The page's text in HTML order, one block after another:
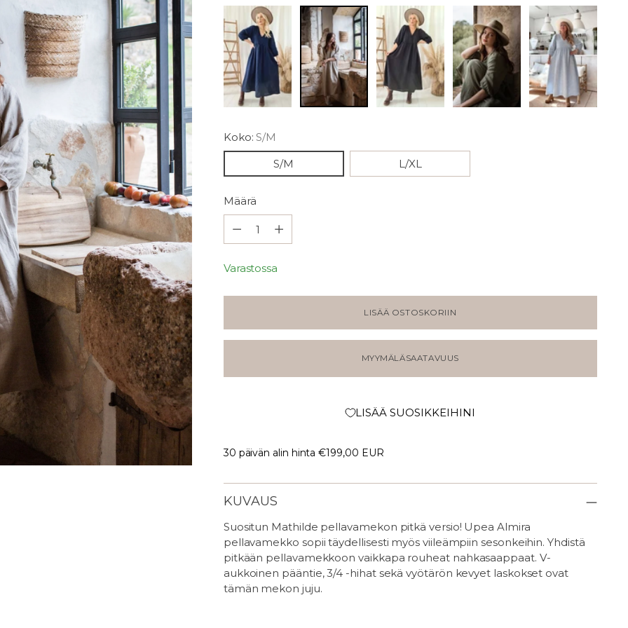
Koko:S/M
S/M
L/XL
Määrä
Varastossa
LISÄÄ OSTOSKORIIN
MYYMÄLÄSAATAVUUS
LISÄÄ SUOSIKKEIHINI
30 päivän alin hinta €199,00 EUR
KUVAUS
Suositun Mathilde pellavamekon pitkä versio! Upea Almira
pellavamekko sopii täydellisesti myös viileämpiin sesonkeihin. Yhdistä
pitkään pellavamekkoon vaikkapa rouheat nahkasaappaat. V-
aukkoinen pääntie, 3/4 -hihat sekä vyötärön kevyet laskokset ovat
tämän mekon juju.